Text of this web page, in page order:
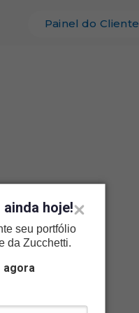
hoje!
seu portfólio
da Zucchetti.
agora
Painel do Cliente